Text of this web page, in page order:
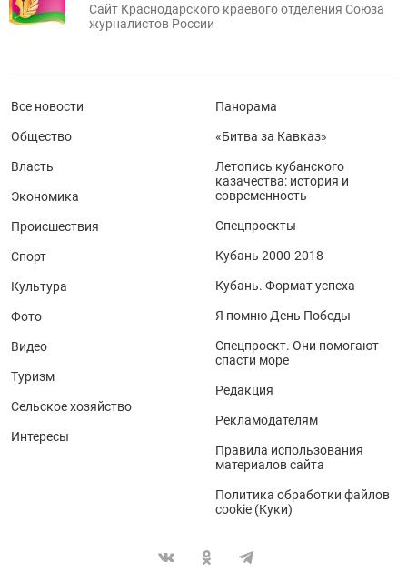
Сайт Краснодарского краевого отделения Союза
журналистов России
Все новости
Общество
Власть
Экономика
Происшествия
Спорт
Культура
Фото
Видео
Туризм
Сельское хозяйство
Интересы
Панорама
«Битва за Кавказ»
Летопись кубанского
казачества: история и
современность
Спецпроекты
Кубань 2000-2018
Кубань. Формат успеха
Я помню День Победы
Спецпроект. Они помогают
спасти море
Редакция
Рекламодателям
Правила использования
материалов сайта
Политика обработки файлов
cookie (Куки)